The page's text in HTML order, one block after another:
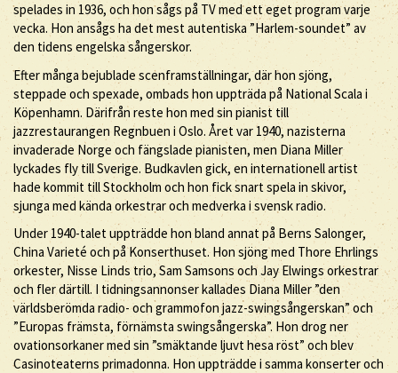
spelades in 1936, och hon sågs på TV med ett eget program varje
vecka. Hon ansågs ha det mest autentiska ”Harlem-soundet” av
den tidens engelska sångerskor.
Efter många bejublade scenframställningar, där hon sjöng,
steppade och spexade, ombads hon uppträda på National Scala i
Köpenhamn. Därifrån reste hon med sin pianist till
jazzrestaurangen Regnbuen i Oslo. Året var 1940, nazisterna
invaderade Norge och fängslade pianisten, men Diana Miller
lyckades fly till Sverige. Budkavlen gick, en internationell artist
hade kommit till Stockholm och hon fick snart spela in skivor,
sjunga med kända orkestrar och medverka i svensk radio.
Under 1940-talet uppträdde hon bland annat på Berns Salonger,
China Varieté och på Konserthuset. Hon sjöng med Thore Ehrlings
orkester, Nisse Linds trio, Sam Samsons och Jay Elwings orkestrar
och fler därtill. I tidningsannonser kallades Diana Miller ”den
världsberömda radio- och grammofon jazz-swingsångerskan” och
”Europas främsta, förnämsta swingsångerska”. Hon drog ner
ovationsorkaner med sin ”smäktande ljuvt hesa röst” och blev
Casinoteaterns primadonna. Hon uppträdde i samma konserter och